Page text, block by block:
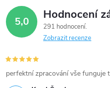
v
ý
p
i
5,0 Hodnocení
291 hodnocení
Zobrazit recenze
perfektní zpracování vše funguje